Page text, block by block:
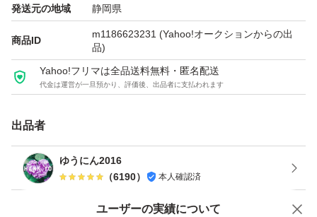
ヒアルロン酸GL（保湿）配合。
赤の贅沢保湿成分：アスタキサンチン・カメリアオイル・
ローズヒップエキス・バラ花エキスGL配合。
シワを改善しシミを予防する効果のある1品8役
ム・パック・マッサージ・アイクリーム）のオールインワ
ンジェルです。
弾力感のあるハリツヤ肌へ導きます。
発送元の地域 静岡県
商品ID
m1186623231 (Yahoo!オークションからの出
品)
Yahoo!フリマは全品送料無料・匿名配送
代金は運営が一旦預かり、評価後、出品者に支払われます
出品者
ゆうにん2016
（6190） 本人確認済
ユーザーの実績について
Yahoo!オークションで出品した商品のため一部機能は利用できません